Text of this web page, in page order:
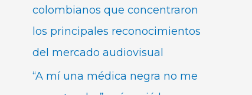
colombianos que concentraron
los principales reconocimientos
del mercado audiovisual
“A mí una médica negra no me